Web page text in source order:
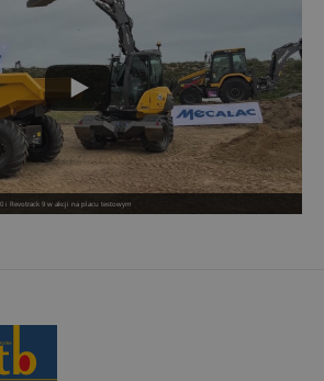
i Revotrack 9 w akcji na placu testowym